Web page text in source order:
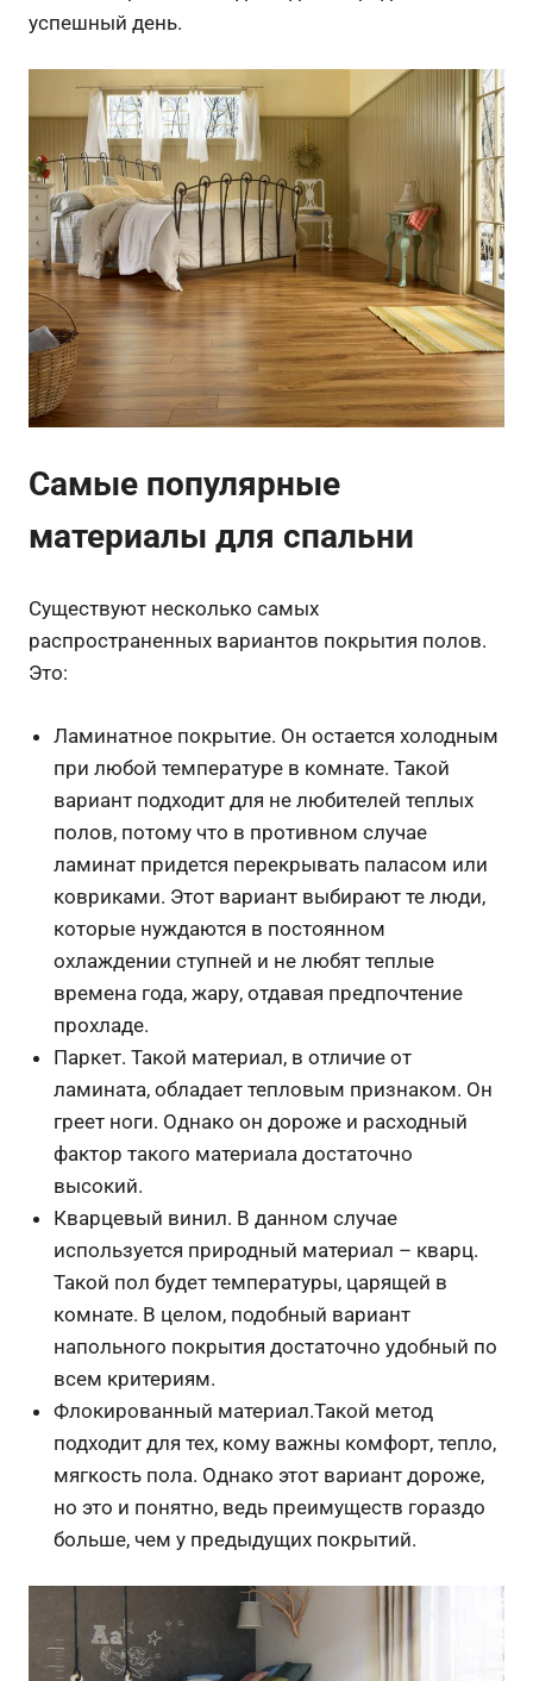
успешный день.
Самые популярные
материалы для спальни
Существуют несколько самых
распространенных вариантов покрытия полов.
Это:
Ламинатное покрытие. Он остается холодным
при любой температуре в комнате. Такой
вариант подходит для не любителей теплых
полов, потому что в противном случае
ламинат придется перекрывать паласом или
ковриками. Этот вариант выбирают те люди,
которые нуждаются в постоянном
охлаждении ступней и не любят теплые
времена года, жару, отдавая предпочтение
прохладе.
Паркет. Такой материал, в отличие от
ламината, обладает тепловым признаком. Он
греет ноги. Однако он дороже и расходный
фактор такого материала достаточно
высокий.
Кварцевый винил. В данном случае
используется природный материал – кварц.
Такой пол будет температуры, царящей в
комнате. В целом, подобный вариант
напольного покрытия достаточно удобный по
всем критериям.
Флокированный материал.Такой метод
подходит для тех, кому важны комфорт, тепло,
мягкость пола. Однако этот вариант дороже,
но это и понятно, ведь преимуществ гораздо
больше, чем у предыдущих покрытий.